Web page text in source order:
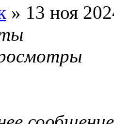
» 13 ноя